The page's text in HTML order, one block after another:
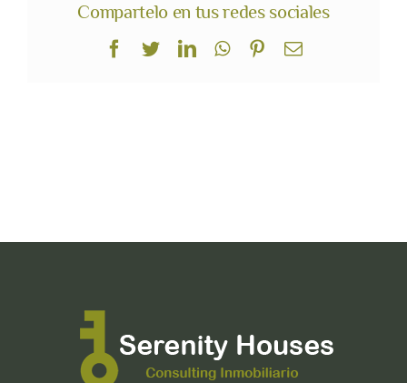
Compartelo en tus redes sociales
Facebook
TwitterLinkedInWhatsApp
PinterestCorreo